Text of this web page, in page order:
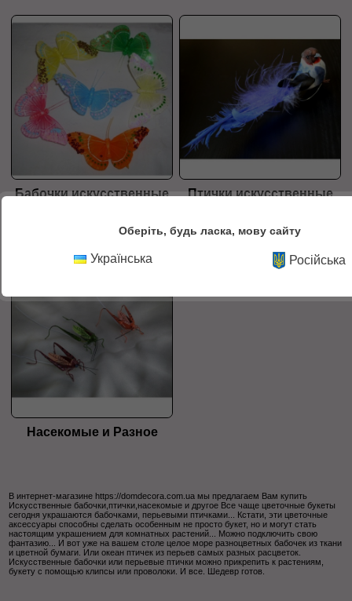
Бабочки искусственные Птички искусственные
Насекомые и Разное
В интернет-магазине https://domdecora.com.ua мы предлагаем Вам купить
Искусственные бабочки,птички,насекомые и другое Все чаще цветочные букеты
сегодня украшаются бабочками, перьевыми птичками... Кстати, эти цветочные
аксессуары способны сделать особенным не просто букет, но и могут стать
настоящим украшением для комнатных растений... Можно подключить свою
фантазию... И вот уже на вашем столе целое море разноцветных бабочек из ткани
и цветной бумаги. Или океан птичек из перьев самых разных расцветок.
Искусственные бабочки или перьевые птички можно прикрепить к растениям,
букету с помощью клипсы или проволоки. И все. Шедевр готов.
Оберіть, будь ласка, мову сайту
Українська Російська